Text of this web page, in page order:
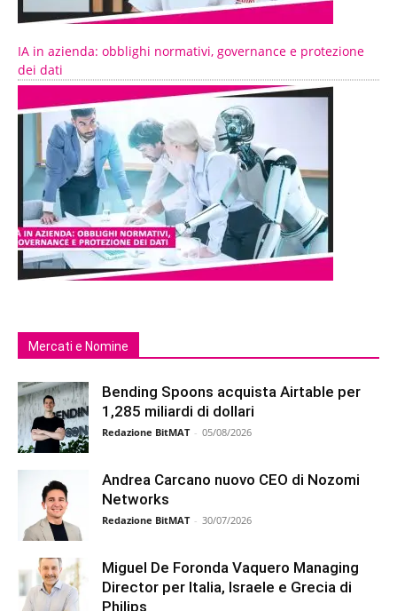
IA in azienda: obblighi normativi, governance e protezione
dei dati
Mercati e Nomine
Bending Spoons acquista Airtable per
1,285 miliardi di dollari
Redazione BitMAT - 05/08/2026
Andrea Carcano nuovo CEO di Nozomi
Networks
Redazione BitMAT - 30/07/2026
Miguel De Foronda Vaquero Managing
Director per Italia, Israele e Grecia di
Philips